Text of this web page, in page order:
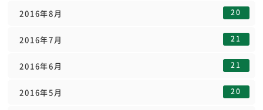
2016年8月 20
2016年7月 21
2016年6月 21
2016年5月 20